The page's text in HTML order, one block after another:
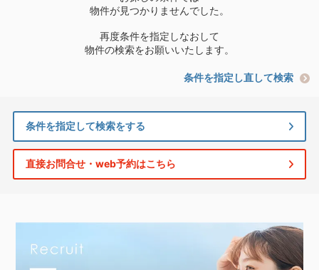
物件が見つかりませんでした。
再度条件を指定しなおして
物件の検索をお願いいたします。
条件を指定し直して検索
条件を指定して検索をする
直接お問合せ・web予約はこちら